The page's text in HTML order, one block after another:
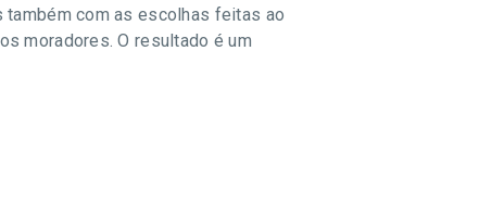
também com as escolhas feitas ao
moradores. O resultado é um